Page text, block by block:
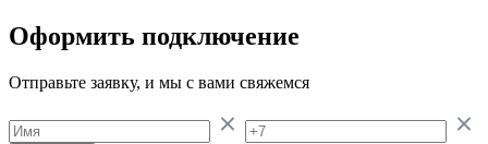
Оформить подключение
Отправьте заявку, и мы с вами свяжемся